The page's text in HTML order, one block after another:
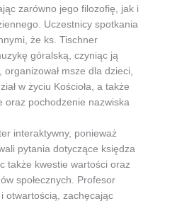
zarówno jego filozofię, jak i
Uczestnicy spotkania
że ks. Tischner
góralską, czyniąc ją
msze dla dzieci,
w życiu Kościoła, a także
oraz pochodzenie nazwiska
interaktywny, ponieważ
pytania dotyczące księdza
także kwestie wartości oraz
społecznych. Profesor
otwartością, zachęcając